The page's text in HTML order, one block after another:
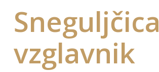
Sneguljčica
vzglavnik